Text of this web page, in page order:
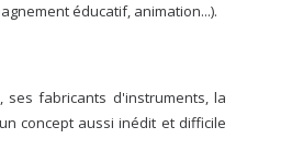
éducatif, animation...).
ses fabricants d'instruments, la
concept aussi inédit et difficile